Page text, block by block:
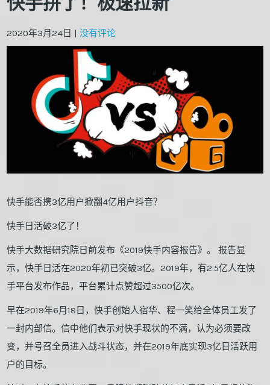
2020年3月24日 |没有评论
快手能否携3亿用户掀翻4亿用户抖音？
快手日活破3亿了！
快手大数据研究院日前发布《2019快手内容报告》。 报告显
示，快手日活在2020年初已突破3亿。2019年，有2.5亿人在快
手平台发布作品，平台累计点赞超过3500亿次。
早在2019年6月18日，快手创始人宿华、程一笑给全体员工发了
一封内部信。信中他们表示对快手现状的不满，认为必须要改
变，并号召全员进入战斗状态，并在2019年底实现3亿日活跃用
户的目标。